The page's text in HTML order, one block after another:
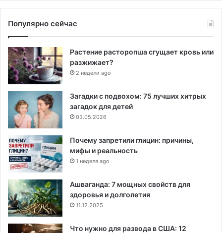
Популярно сейчас
Растение расторопша сгущает кровь или
разжижает?
2 недели ago
Загадки с подвохом: 75 лучших хитрых
загадок для детей
03.05.2026
Почему запретили глицин: причины,
мифы и реальность
1 неделя ago
Ашваганда: 7 мощных свойств для
здоровья и долголетия
11.12.2025
Что нужно для развода в США: 12